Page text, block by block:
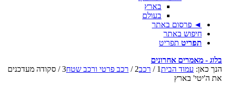
בארץ
בעולם
◄ פרסום באתר
חיפוש באתר
תפריט תפריט
בלוג - מאמרים אחרונים
הנך כאן: עמוד הבית1
/ רכב2
/ רכב פרטי ורכב שטח3
/ סקודה מעדכנים
את ה'יטי' בארץ